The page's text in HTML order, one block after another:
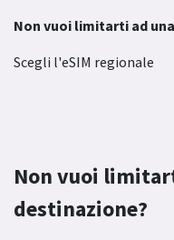
Non vuoi limitarti ad
Scegli l'eSIM regionale
Non vuoi
destinazione?